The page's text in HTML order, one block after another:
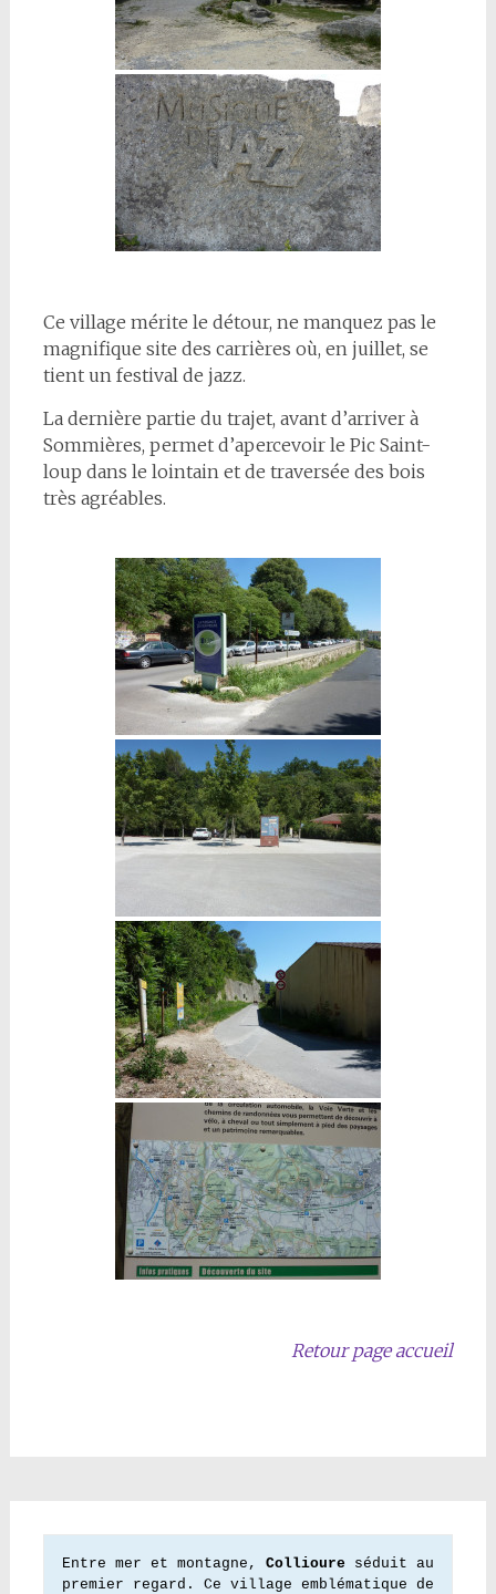
Ce village mérite le détour, ne manquez pas le
magnifique site des carrières où, en juillet, se
tient un festival de jazz.
La dernière partie du trajet, avant d’arriver à
Sommières, permet d’apercevoir le Pic Saint-
loup dans le lointain et de traversée des bois
très agréables.
Retour page accueil
Entre mer et montagne, Collioure séduit au
premier regard. Ce village emblématique de